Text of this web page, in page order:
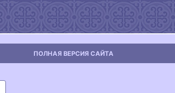
ПОЛНАЯ ВЕРСИЯ САЙТА